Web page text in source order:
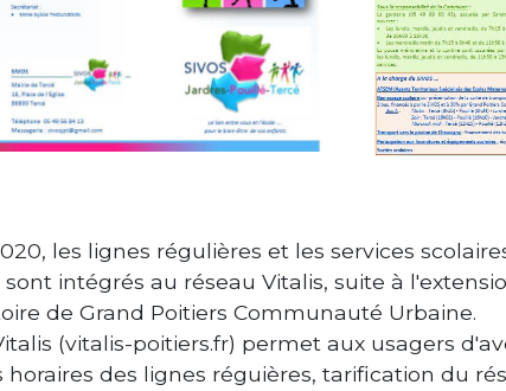
les lignes régulières et les services
intégrés au réseau Vitalis, suite à
de Grand Poitiers Communauté Urbaine.
(vitalis-poitiers.fr) permet aux usagers
des lignes réguières, tarification du